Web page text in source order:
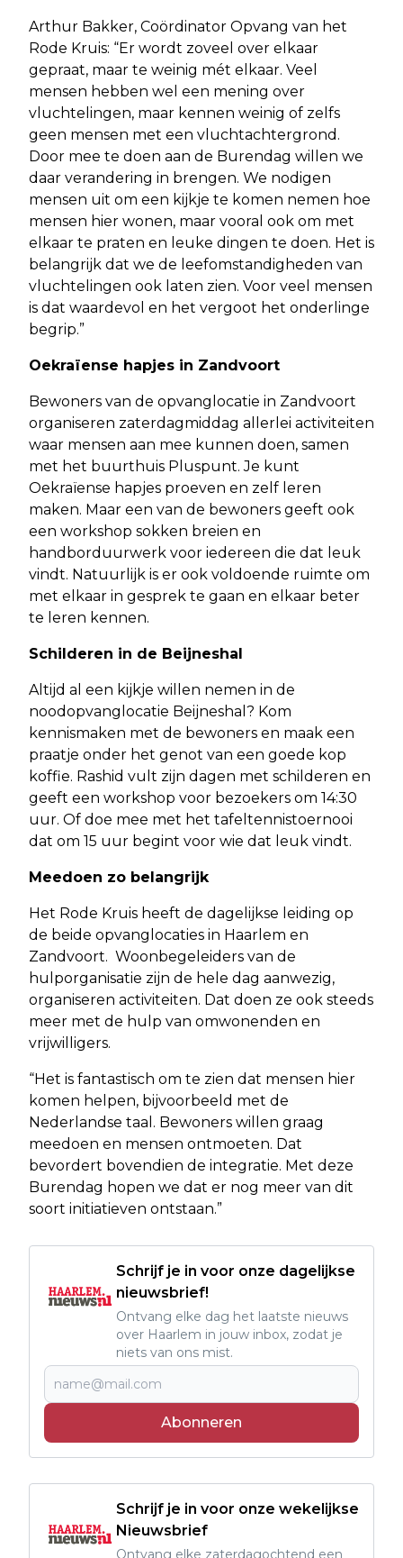
Arthur Bakker, Coördinator Opvang van het
Rode Kruis: “Er wordt zoveel over elkaar
gepraat, maar te weinig mét elkaar. Veel
mensen hebben wel een mening over
vluchtelingen, maar kennen weinig of zelfs
geen mensen met een vluchtachtergrond.
Door mee te doen aan de Burendag willen we
daar verandering in brengen. We nodigen
mensen uit om een kijkje te komen nemen hoe
mensen hier wonen, maar vooral ook om met
elkaar te praten en leuke dingen te doen. Het is
belangrijk dat we de leefomstandigheden van
vluchtelingen ook laten zien. Voor veel mensen
is dat waardevol en het vergoot het onderlinge
begrip.”
Oekraïense hapjes in Zandvoort
Bewoners van de opvanglocatie in Zandvoort
organiseren zaterdagmiddag allerlei activiteiten
waar mensen aan mee kunnen doen, samen
met het buurthuis Pluspunt. Je kunt
Oekraïense hapjes proeven en zelf leren
maken. Maar een van de bewoners geeft ook
een workshop sokken breien en
handborduurwerk voor iedereen die dat leuk
vindt. Natuurlijk is er ook voldoende ruimte om
met elkaar in gesprek te gaan en elkaar beter
te leren kennen.
Schilderen in de Beijneshal
Altijd al een kijkje willen nemen in de
noodopvanglocatie Beijneshal? Kom
kennismaken met de bewoners en maak een
praatje onder het genot van een goede kop
koffie. Rashid vult zijn dagen met schilderen en
geeft een workshop voor bezoekers om 14:30
uur. Of doe mee met het tafeltennistoernooi
dat om 15 uur begint voor wie dat leuk vindt.
Meedoen zo belangrijk
Het Rode Kruis heeft de dagelijkse leiding op
de beide opvanglocaties in Haarlem en
Zandvoort. Woonbegeleiders van de
hulporganisatie zijn de hele dag aanwezig,
organiseren activiteiten. Dat doen ze ook steeds
meer met de hulp van omwonenden en
vrijwilligers.
“Het is fantastisch om te zien dat mensen hier
komen helpen, bijvoorbeeld met de
Nederlandse taal. Bewoners willen graag
meedoen en mensen ontmoeten. Dat
bevordert bovendien de integratie. Met deze
Burendag hopen we dat er nog meer van dit
soort initiatieven ontstaan.”
Schrijf je in voor onze dagelijkse
nieuwsbrief!
Ontvang elke dag het laatste nieuws
over Haarlem in jouw inbox, zodat je
niets van ons mist.
Abonneren
Schrijf je in voor onze wekelijkse
Nieuwsbrief
Ontvang elke zaterdagochtend een